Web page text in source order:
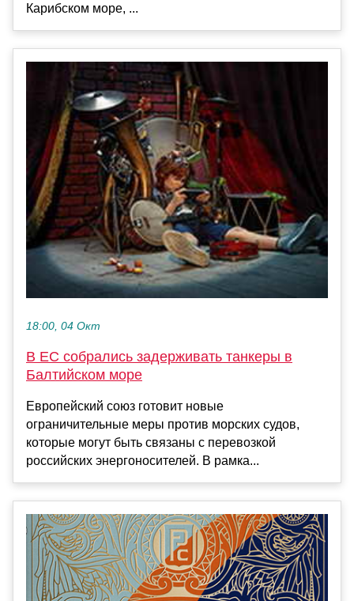
Карибском море, ...
18:00, 04 Окт
В ЕС собрались задерживать танкеры в
Балтийском море
Европейский союз готовит новые
ограничительные меры против морских судов,
которые могут быть связаны с перевозкой
российских энергоносителей. В рамка...